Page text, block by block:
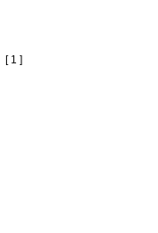
[ 1 ]